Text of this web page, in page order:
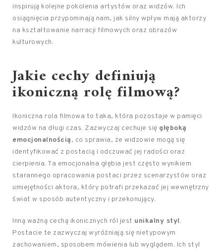
inspirują kolejne pokolenia artystów oraz widzów. Ich
osiągnięcia przypominają nam, jak silny wpływ mają aktorzy
na kształtowanie narracji filmowych oraz obrazów
kulturowych.
Jakie cechy definiują
ikoniczną rolę filmową?
Ikoniczna rola filmowa to taka, która pozostaje w pamięci
widzów na długi czas. Zazwyczaj cechuje się głęboką
emocjonalnością, co sprawia, że widzowie mogą się
identyfikować z postacią i odczuwać jej radości oraz
cierpienia. Ta emocjonalna głębia jest często wynikiem
starannego opracowania postaci przez scenarzystów oraz
umiejętności aktora, który potrafi przekazać jej wewnętrzny
świat w sposób autentyczny i przekonujący.
Inną ważną cechą ikonicznych ról jest unikalny styl.
Postacie te zazwyczaj wyróżniają się nietypowym
zachowaniem, sposobem mówienia lub wyglądem. Ich styl